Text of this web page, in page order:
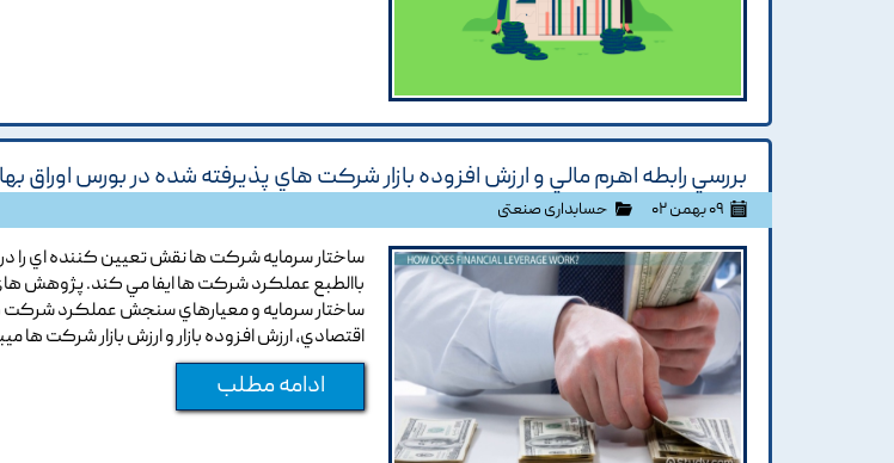
بررسي رابطه اهرم مالي و ارزش افزوده بازار شرکت هاي پذيرفته شده در بورس اوراق
۰۹ بهمن ۰۲ حسابداری صنعتی
ساختار سرمايه شرکت ها نقش تعيين کننده اي را
باالطبع عملکرد شرکت ها ايفا مي کند. پژوهش
ساختار سرمايه و معيارهاي سنجش عملکرد شرکت
اقتصادي, ارزش افزوده بازار و ارزش بازار شرکت ها
ادامه مطلب